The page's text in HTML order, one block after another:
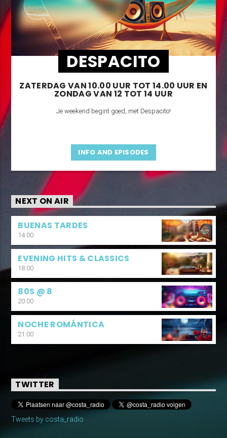
DESPACITO
ZATERDAG VAN 10.00 UUR TOT 14.00 UUR EN
ZONDAG VAN 12 TOT 14 UUR
Je weekend begint goed, met Despacito!
INFO AND EPISODES
NEXT ON AIR
BUENAS TARDES
14:00
EVENING HITS & CLASSICS
18:00
80S @ 8
20:00
NOCHE ROMÁNTICA
21:00
TWITTER
Tweets by costa_radio